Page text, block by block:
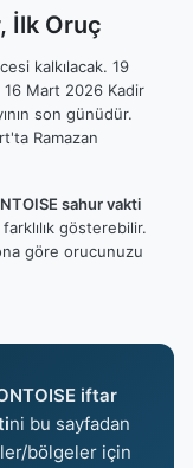
İlk Oruç
kalkılacak. 19
16 Mart 2026 Kadir
son günüdür.
Ramazan
sahur vakti
gösterebilir.
göre orucunuzu
iftar
ni bu sayfadan
bölgeler için